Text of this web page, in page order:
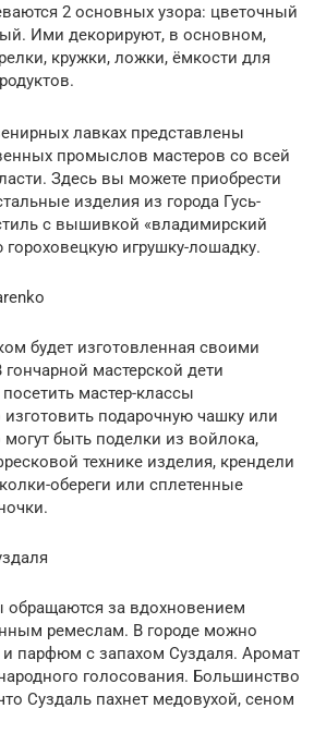
2 основных узора: цветочный
Ими декорируют, в основном,
кружки, ложки, ёмкости для
лавках представлены
промыслов мастеров со всей
Здесь вы можете приобрести
изделия из города Гусь-
с вышивкой «владимирский
игрушку-лошадку.
будет изготовленная своими
мастерской дети
мастер-классы
изготовить подарочную чашку или
могут быть поделки из войлока,
технике изделия, крендели
обереги или сплетенные
за вдохновением
ремеслам. В городе можно
парфюм с запахом Суздаля. Аромат
голосования. Большинство
Суздаль пахнет медовухой, сеном